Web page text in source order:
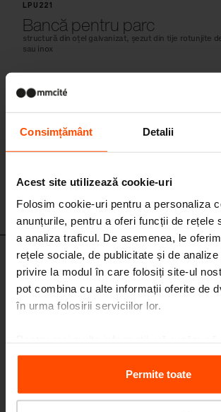
Consimțământ Detalii
Acest site utilizează cookie-uri
Folosim cookie-uri pentru a personaliza
anunțurile, pentru a oferi funcții de rețele
a analiza traficul. De asemenea, le
rețele sociale, de publicitate și de
privire la modul în care folosiți site-ul
pot combina cu alte informații oferite de
în urma folosirii serviciilor lor.
vizitațiPrinciples Relating to the
Permite toate
LPU221
Bancă pentru parc
structură din oțel galvanizat, șezut din tije rotunjite
sau inox
LPU251 - LPU252
Bancă pentru parc cu
structură din oțel galvanizat, șezut și spătar din tije
galvanizat sau inox